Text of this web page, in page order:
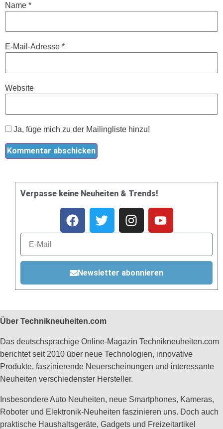
Name *
E-Mail-Adresse *
Website
Ja, füge mich zu der Mailingliste hinzu!
Verpasse keine Neuheiten & Trends!
Newsletter abonnieren
Über Technikneuheiten.com
Das deutschsprachige Online-Magazin Technikneuheiten.com
berichtet seit 2010 über neue Technologien, innovative
Produkte, faszinierende Neuerscheinungen und interessante
Neuheiten verschiedenster Hersteller.
Insbesondere Auto Neuheiten, neue Smartphones, Kameras,
Roboter und Elektronik-Neuheiten faszinieren uns. Doch auch
praktische Haushaltsgeräte, Gadgets und Freizeitartikel